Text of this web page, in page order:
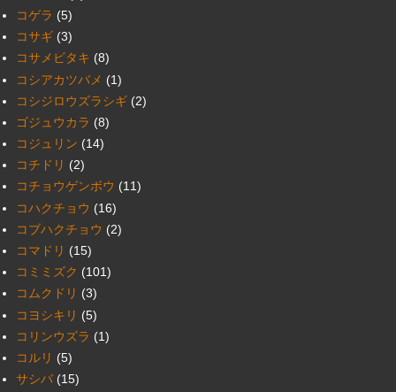
コゲラ (5)
コサギ (3)
コサメビタキ (8)
コシアカツバメ (1)
コシジロウズラシギ (2)
ゴジュウカラ (8)
コジュリン (14)
コチドリ (2)
コチョウゲンボウ (11)
コハクチョウ (16)
コブハクチョウ (2)
コマドリ (15)
コミミズク (101)
コムクドリ (3)
コヨシキリ (5)
コリンウズラ (1)
コルリ (5)
サシバ (15)